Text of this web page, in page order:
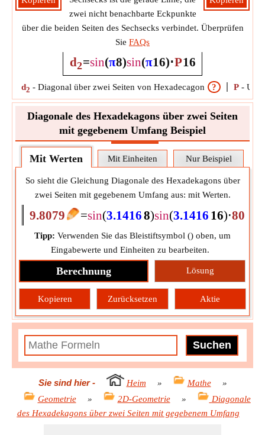
zwei nicht benachbarte Eckpunkte
über die beiden Seiten des Sechsecks verbindet. Überprüfen
Sie FAQs
d2=sin(π8)sin(π16)⋅P16
d2 - Diagonal über zwei Seiten von Hexadecagon ? P -
Diagonale des Hexadekagons über zwei Seiten
mit gegebenem Umfang Beispiel
Mit Werten Mit Einheiten Nur Beispiel
So sieht die Gleichung Diagonale des Hexadekagons über
zwei Seiten mit gegebenem Umfang aus: mit Werten.
9.8079 =sin(3.14168)sin(3.1416 16)⋅80
Tipp: Verwenden Sie das Bleistiftsymbol () oben, um
Eingabewerte und Einheiten zu bearbeiten.
Berechnung Lösung
Kopieren Zurücksetzen Aktie
Sie sind hier- Heim » Mathe
»
Geometrie
» 2D-Geometrie »
Diagonale
des Hexadekagons über zwei Seiten mit gegebenem Umfang